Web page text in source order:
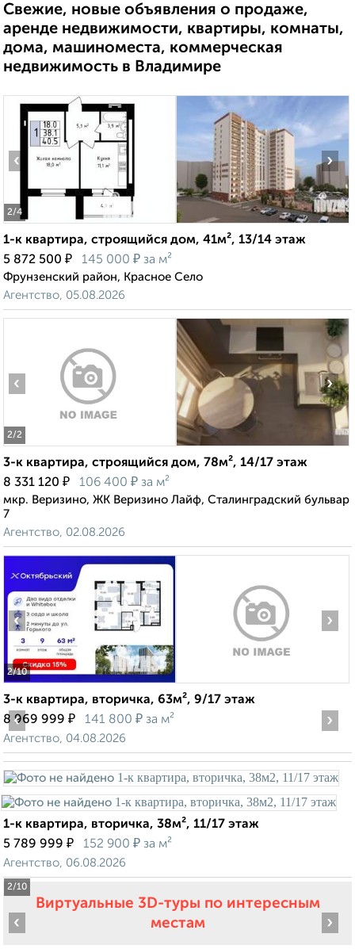
Свежие, новые объявления о продаже,
аренде недвижимости, квартиры, комнаты,
дома, машиноместа, коммерческая
недвижимость в Владимире
2/4
‹ ›
1-к квартира, строящийся дом, 41м², 13/14 этаж
5 872 500 ₽ 145 000 ₽ за м²
Фрунзенский район, Красное Село
Агентство, 05.08.2026
2/2
‹ ›
3-к квартира, строящийся дом, 78м², 14/17 этаж
8 331 120 ₽ 106 400 ₽ за м²
мкр. Веризино, ЖК Веризино Лайф, Сталинградский бульвар
7
Агентство, 02.08.2026
2/10
‹ ›
3-к квартира, вторичка, 63м², 9/17 этаж
8 969 999 ₽ 141 800 ₽ за м²
Агентство, 04.08.2026
2/10
‹ ›
1-к квартира, вторичка, 38м², 11/17 этаж
5 789 999 ₽ 152 900 ₽ за м²
Агентство, 06.08.2026
Виртуальные 3D-туры по интересным
местам
‹ ›